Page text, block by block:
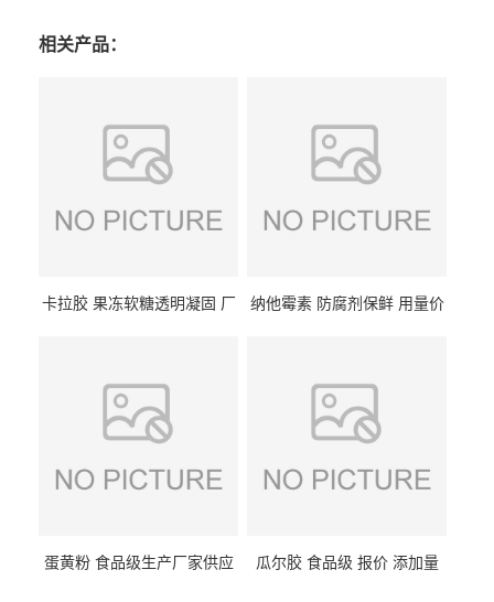
相关产品：
卡拉胶 果冻软糖透明凝固 厂
纳他霉素 防腐剂保鲜 用量价
蛋黄粉 食品级生产厂家供应 瓜尔胶 食品级 报价 添加量